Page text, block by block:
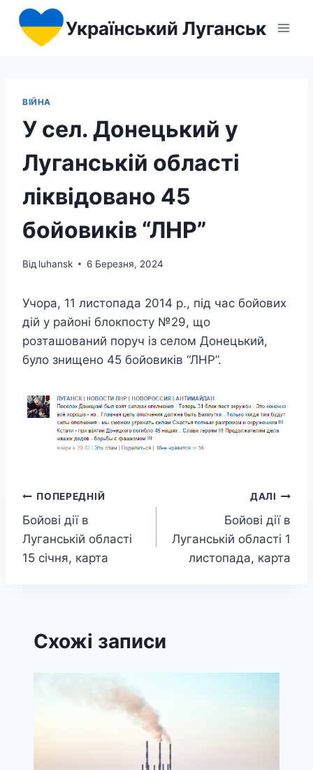
Перейти
вмісту
Український Луганськ
ВІЙНА
У сел. Донецький у
Луганській області
ліквідовано 45
бойовиків “ЛНР”
Від luhansk 6 Березня, 2024
Учора, 11 листопада 2014 р., під час бойових
дій у районі блокпосту №29, що
розташований поруч із селом Донецький,
було знищено 45 бойовиків “ЛНР”.
Навігація
записів
ПОПЕРЕДНІЙ
Бойові дії в
Луганській області
15 січня, карта
ДАЛІ
Бойові дії в
Луганській області 1
листопада, карта
Схожі записи